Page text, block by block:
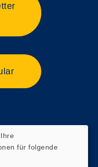
für folgende